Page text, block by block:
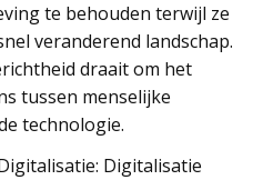
te behouden terwijl ze
veranderend landschap.
draait om het
tussen menselijke
technologie.
Digitalisatie